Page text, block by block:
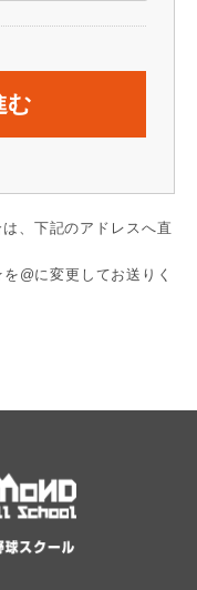
、下記のアドレスへ直
を@に変更してお送りく